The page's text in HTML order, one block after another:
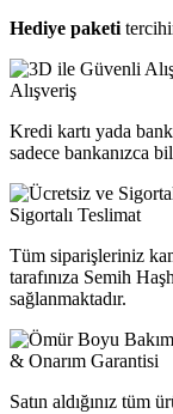
Hediye paketi
Alışveriş
Kredi kartı yada
sadece bankanızca
Sigortalı Teslimat
Tüm siparişleriniz
tarafınıza Semih
sağlanmaktadır.
& Onarım Garantisi
Satın aldığınız tüm